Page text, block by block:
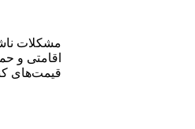
مشكلات
اقامتی و
قیمت‌های